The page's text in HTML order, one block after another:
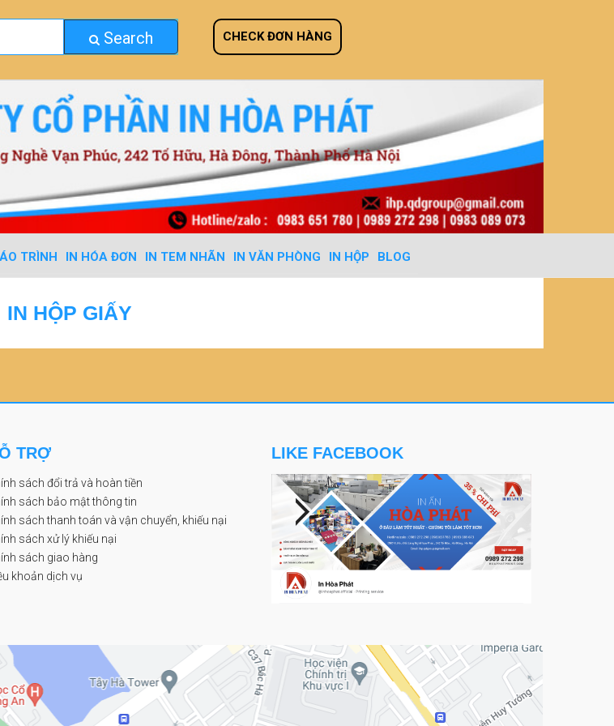
Search CHECK ĐƠN HÀNG
TRÌNH IN HÓA ĐƠN IN TEM NHÃN IN VĂN PHÒNG IN HỘP BLOG
IN HỘP GIẤY
TRỢ
sách đổi trả và hoàn tiền
sách bảo mật thông tin
sách thanh toán và vận chuyển, khiếu nại
sách xử lý khiếu nại
sách giao hàng
khoản dịch vụ
LIKE FACEBOOK